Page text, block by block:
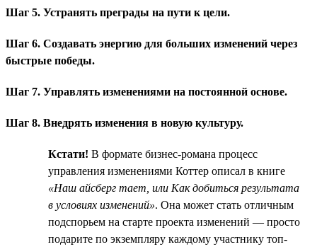
Шаг 5. Устранять преграды на пути к цели.
Шаг 6. Создавать энергию для больших изменений через
быстрые победы.
Шаг 7. Управлять изменениями на постоянной основе.
Шаг 8. Внедрять изменения в новую культуру.
Кстати! В формате бизнес-романа процесс
управления изменениями Коттер описал в книге
«Наш айсберг тает, или Как добиться результата
в условиях изменений». Она может стать отличным
подспорьем на старте проекта изменений — просто
подарите по экземпляру каждому участнику топ-